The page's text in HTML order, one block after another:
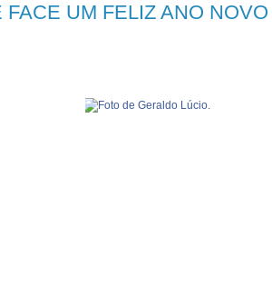
UM FELIZ ANO NOVO